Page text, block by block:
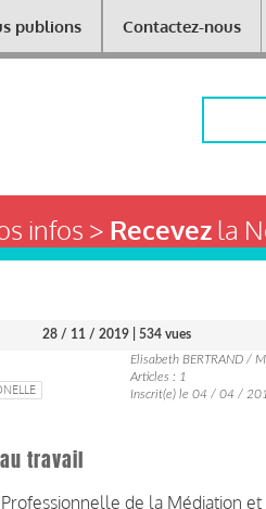
publions Contactez-nous
infos > Recevezla
28 / 11 / 2019 | 534 vues
Elisabeth BERTRAND /
Articles : 1
Inscrit(e) le 04 / 04 /
travail
de la Médiation